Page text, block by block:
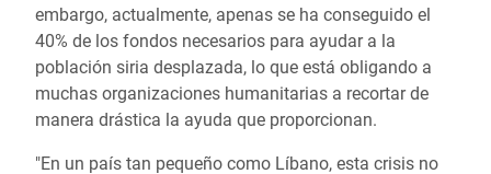
embargo, actualmente, apenas se ha conseguido el
40% de los fondos necesarios para ayudar a la
población siria desplazada, lo que está obligando a
muchas organizaciones humanitarias a recortar de
manera drástica la ayuda que proporcionan.
"En un país tan pequeño como Líbano, esta crisis no